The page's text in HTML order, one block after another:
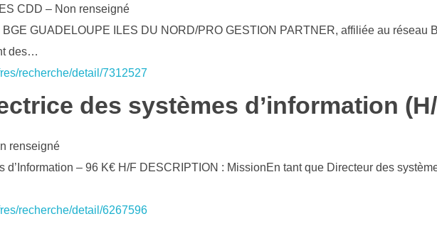
CDD – Non renseigné
BGE GUADELOUPE ILES DU NORD/PRO GESTION PARTNER, affiliée au réseau
des…
recherche/detail/7312527
des systèmes d’information
renseigné
d’Information – 96 K€ H/F DESCRIPTION : MissionEn tant que Directeur des
recherche/detail/6267596